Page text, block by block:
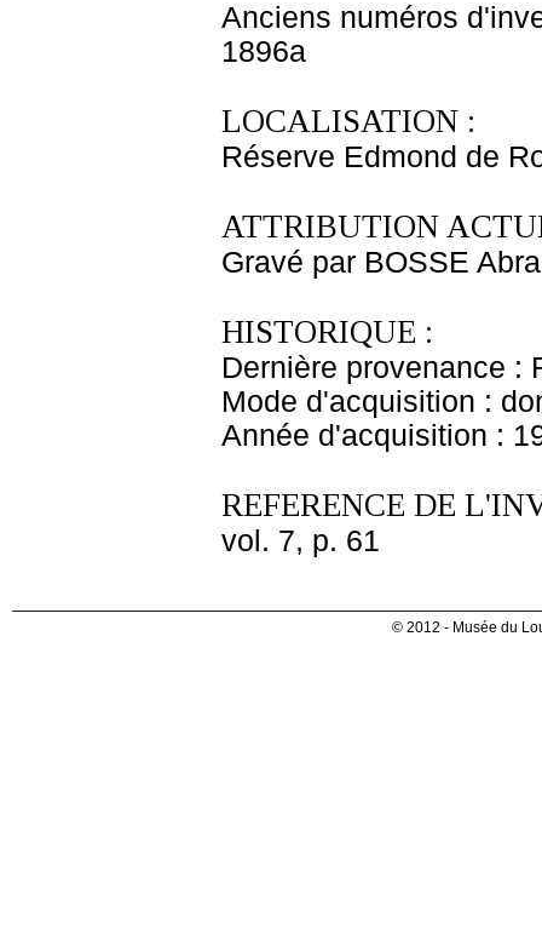
Anciens numéros
1896a
LOCALISATION :
Réserve Edmond de
ATTRIBUTION
Gravé par BOSSE
HISTORIQUE :
Dernière provenance :
Mode d'acquisition :
Année d'acquisition :
REFERENCE DE
vol. 7, p. 61
© 2012 - Musée du